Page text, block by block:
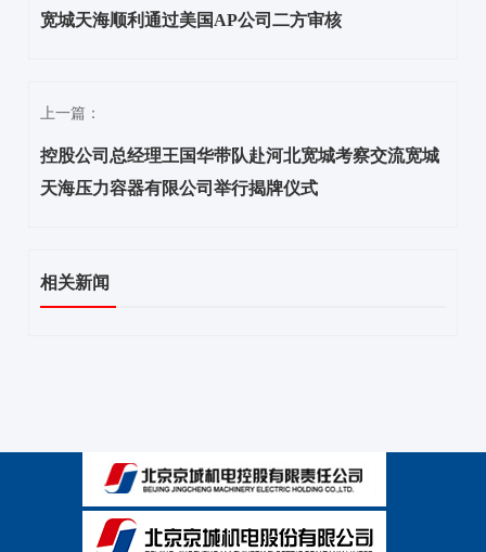
宽城天海顺利通过美国AP公司二方审核
上一篇：
控股公司总经理王国华带队赴河北宽城考察交流宽城
天海压力容器有限公司举行揭牌仪式
相关新闻